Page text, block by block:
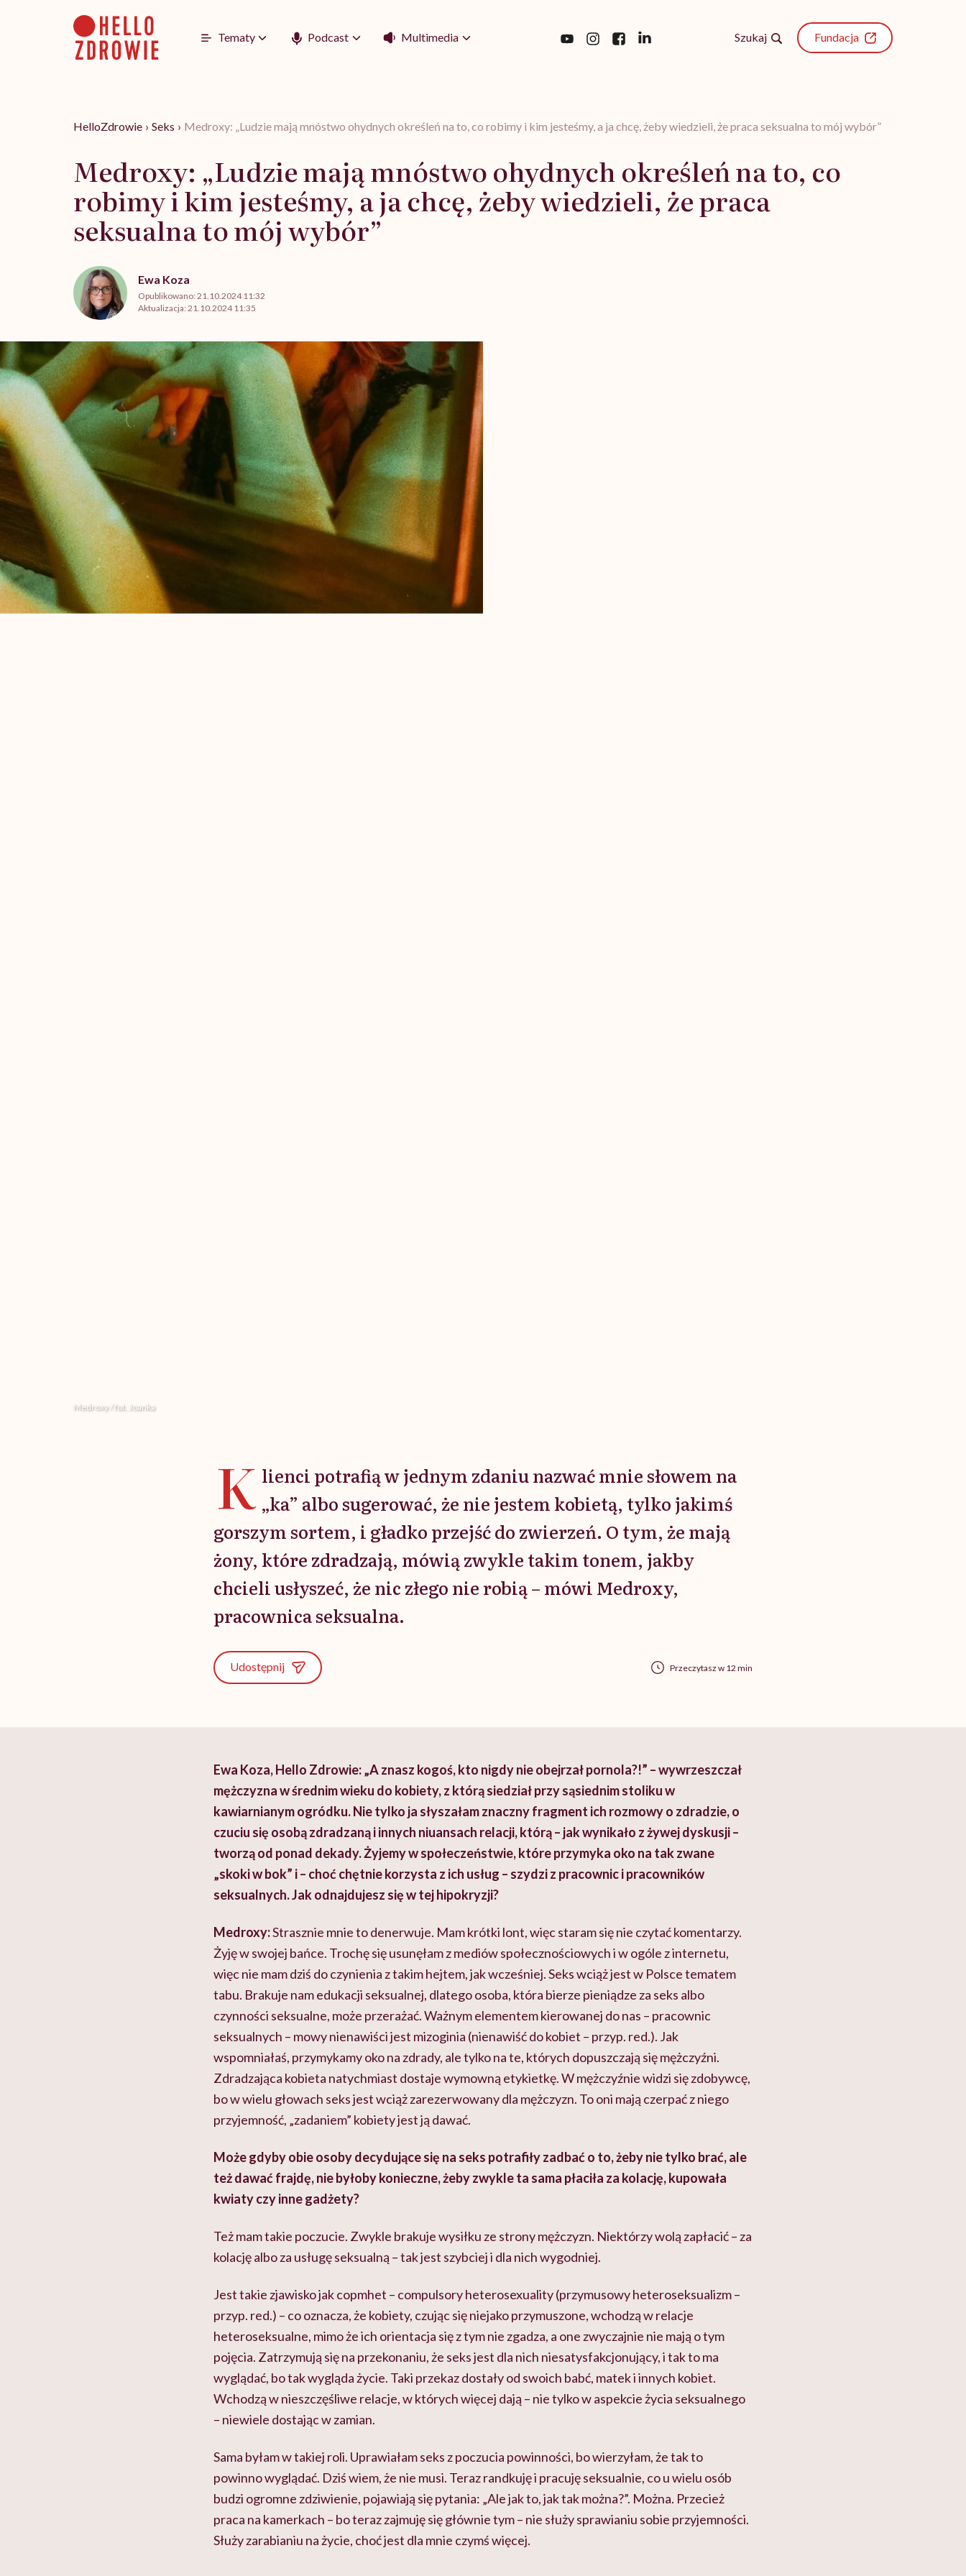
Tematy Podcast Multimedia Szukaj Fundacja
HelloZdrowie › Seks › Medroxy: „Ludzie mają mnóstwo ohydnych określeń na to, co robimy i kim jesteśmy, a ja chcę, żeby wiedzieli, że praca seksualna to mój wybór”
Medroxy: „Ludzie mają mnóstwo ohydnych określeń na to, co
robimy i kim jesteśmy, a ja chcę, żeby wiedzieli, że praca
seksualna to mój wybór”
Ewa Koza
Opublikowano:21.10.2024 11:32
Aktualizacja:21.10.2024 11:35
Medroxy / fot. Joanka
K lienci potrafią w jednym zdaniu nazwać mnie słowem na
„ka” albo sugerować, że nie jestem kobietą, tylko jakimś
gorszym sortem, i gładko przejść do zwierzeń. O tym, że mają
żony, które zdradzają, mówią zwykle takim tonem, jakby
chcieli usłyszeć, że nic złego nie robią – mówi Medroxy,
pracownica seksualna.
Udostępnij Przeczytasz w 12 min
Ewa Koza, Hello Zdrowie: „A znasz kogoś, kto nigdy nie obejrzał pornola?!” – wywrzeszczał
mężczyzna w średnim wieku do kobiety, z którą siedział przy sąsiednim stoliku w
kawiarnianym ogródku. Nie tylko ja słyszałam znaczny fragment ich rozmowy o zdradzie, o
czuciu się osobą zdradzaną i innych niuansach relacji, którą – jak wynikało z żywej dyskusji –
tworzą od ponad dekady. Żyjemy w społeczeństwie, które przymyka oko na tak zwane
„skoki w bok” i – choć chętnie korzysta z ich usług – szydzi z pracownic i pracowników
seksualnych. Jak odnajdujesz się w tej hipokryzji?
Medroxy:Strasznie mnie to denerwuje. Mam krótki lont, więc staram się nie czytać komentarzy.
Żyję w swojej bańce. Trochę się usunęłam z mediów społecznościowych i w ogóle z internetu,
więc nie mam dziś do czynienia z takim hejtem, jak wcześniej. Seks wciąż jest w Polsce tematem
tabu. Brakuje nam edukacji seksualnej, dlatego osoba, która bierze pieniądze za seks albo
czynności seksualne, może przerażać. Ważnym elementem kierowanej do nas – pracownic
seksualnych – mowy nienawiści jest mizoginia (nienawiść do kobiet – przyp. red.). Jak
wspomniałaś, przymykamy oko na zdrady, ale tylko na te, których dopuszczają się mężczyźni.
Zdradzająca kobieta natychmiast dostaje wymowną etykietkę. W mężczyźnie widzi się zdobywcę,
bo w wielu głowach seks jest wciąż zarezerwowany dla mężczyzn. To oni mają czerpać z niego
przyjemność, „zadaniem” kobiety jest ją dawać.
Może gdyby obie osoby decydujące się na seks potrafiły zadbać o to, żeby nie tylko brać, ale
też dawać frajdę, nie byłoby konieczne, żeby zwykle ta sama płaciła za kolację, kupowała
kwiaty czy inne gadżety?
Też mam takie poczucie. Zwykle brakuje wysiłku ze strony mężczyzn. Niektórzy wolą zapłacić – za
kolację albo za usługę seksualną – tak jest szybciej i dla nich wygodniej.
Jest takie zjawisko jak copmhet – compulsory heterosexuality (przymusowy heteroseksualizm –
przyp. red.) – co oznacza, że kobiety, czując się niejako przymuszone, wchodzą w relacje
heteroseksualne, mimo że ich orientacja się z tym nie zgadza, a one zwyczajnie nie mają o tym
pojęcia. Zatrzymują się na przekonaniu, że seks jest dla nich niesatysfakcjonujący, i tak to ma
wyglądać, bo tak wygląda życie. Taki przekaz dostały od swoich babć, matek i innych kobiet.
Wchodzą w nieszczęśliwe relacje, w których więcej dają – nie tylko w aspekcie życia seksualnego
– niewiele dostając w zamian.
Sama byłam w takiej roli. Uprawiałam seks z poczucia powinności, bo wierzyłam, że tak to
powinno wyglądać. Dziś wiem, że nie musi. Teraz randkuję i pracuję seksualnie, co u wielu osób
budzi ogromne zdziwienie, pojawiają się pytania: „Ale jak to, jak tak można?”. Można. Przecież
praca na kamerkach – bo teraz zajmuję się głównie tym – nie służy sprawianiu sobie przyjemności.
Służy zarabianiu na życie, choć jest dla mnie czymś więcej.